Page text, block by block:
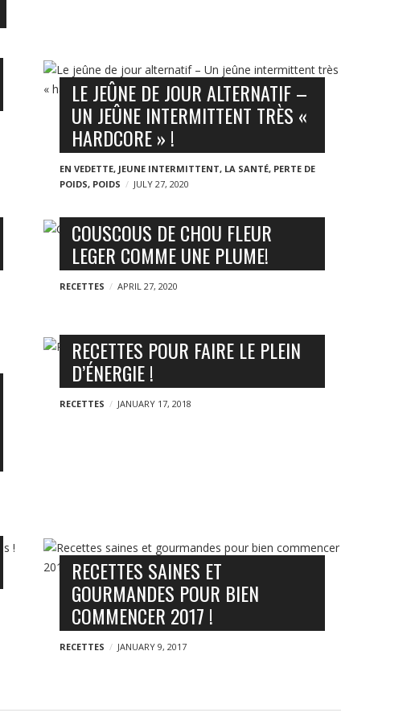
LE JEÛNE DE JOUR ALTERNATIF –
UN JEÛNE INTERMITTENT TRÈS «
HARDCORE » !
EN VEDETTE, JEUNE INTERMITTENT, LA SANTÉ, PERTE DE
POIDS, POIDS JULY 27, 2020
COUSCOUS DE CHOU FLEUR
LEGER COMME UNE PLUME!
RECETTES APRIL 27, 2020
RECETTES POUR FAIRE LE PLEIN
D’ÉNERGIE !
RECETTES JANUARY 17, 2018
RECETTES SAINES ET
GOURMANDES POUR BIEN
COMMENCER 2017 !
RECETTES JANUARY 9, 2017